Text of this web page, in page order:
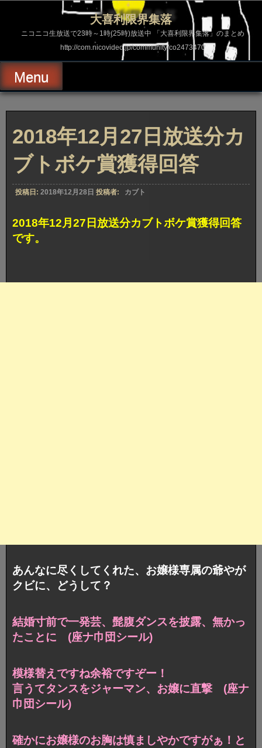
ス
ッ
プ
大喜利限界集落
ニコニコ生放送で23時～1時(25時)放送中 「大喜利限界集落」のまとめ
http://com.nicovideo.jp/community/co2473470
Menu
2018年12月27日放送分カ
ブトボケ賞獲得回答
投稿日: 2018年12月28日 投稿者: カブト
2018年12月27日放送分カブトボケ賞獲得回答
です。
あんなに尽くしてくれた、お嬢様専属の爺やが
クビに、どうして？
結婚寸前で一発芸、髭腹ダンスを披露、無かっ
たことに (座ナ巾団シール)
模様替えですね余裕ですぞー！
言うてタンスをジャーマン、お嬢に直撃 (座ナ
巾団シール)
確かにお嬢様のお胸は慎ましやかですがぁ！と